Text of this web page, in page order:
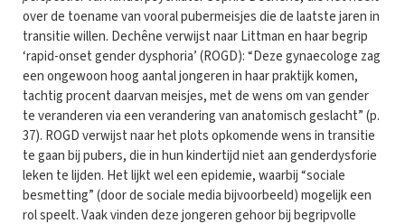
over de toename van vooral pubermeisjes die de laatste jaren in
transitie willen. Dechêne verwijst naar Littman en haar begrip
‘rapid-onset gender dysphoria’ (ROGD): “Deze gynaecologe zag
een ongewoon hoog aantal jongeren in haar praktijk komen,
tachtig procent daarvan meisjes, met de wens om van gender
te veranderen via een verandering van anatomisch geslacht” (p.
37). ROGD verwijst naar het plots opkomende wens in transitie
te gaan bij pubers, die in hun kindertijd niet aan genderdysforie
leken te lijden. Het lijkt wel een epidemie, waarbij “sociale
besmetting” (door de sociale media bijvoorbeeld) mogelijk een
rol speelt. Vaak vinden deze jongeren gehoor bij begripvolle